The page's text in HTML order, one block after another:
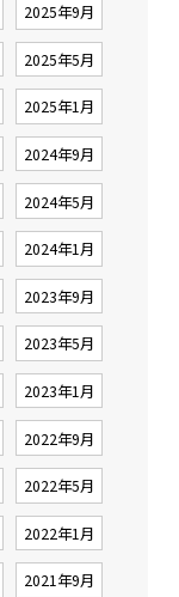
2025年9月
2025年5月
2025年1月
2024年9月
2024年5月
2024年1月
2023年9月
2023年5月
2023年1月
2022年9月
2022年5月
2022年1月
2021年9月